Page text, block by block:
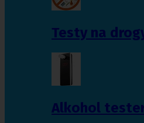
Testy na
Alkohol